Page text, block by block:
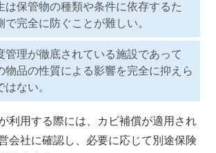
は保管物の種類や条件に依存するた
で完全に防ぐことが難しい。
管理が徹底されている施設であって
物品の性質による影響を完全に抑えら
ない。
利用する際には、カビ補償が適用され
会社に確認し、必要に応じて別途保険